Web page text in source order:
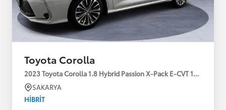
Toyota Corolla
2023 Toyota Corolla 1.8 Hybrid Passion X-Pack E-CVT 140HP
SAKARYA
HIBRIT